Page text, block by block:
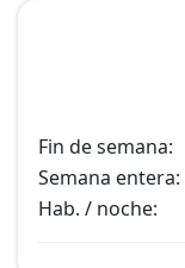
Fin de semana:
Semana entera:
Hab. / noche: